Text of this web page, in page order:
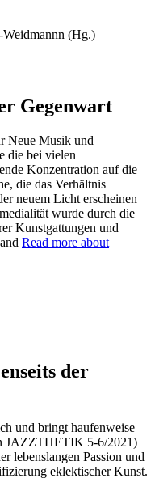
(Hg.)
Gegenwart
Neue Musik und
die bei vielen
Konzentration auf die
die das Verhältnis
neuem Licht erscheinen
wurde durch die
Kunstgattungen und
Read more about
der
und bringt haufenweise
JAZZTHETIK 5-6/2021)
lebenslangen Passion und
eklektischer Kunst.